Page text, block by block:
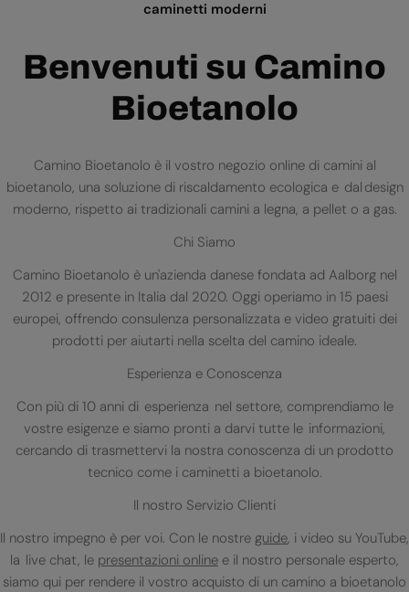
caminetti moderni
Benvenuti su Camino
Bioetanolo
Camino Bioetanolo è il vostro negozio online di camini al
bioetanolo, una soluzione di riscaldamento ecologica e dal design
moderno, rispetto ai tradizionali camini a legna, a pellet o a gas.
Chi Siamo
Camino Bioetanolo è un'azienda danese fondata ad Aalborg nel
2012 e presente in Italia dal 2020. Oggi operiamo in 15 paesi
europei, offrendo consulenza personalizzata e video gratuiti dei
prodotti per aiutarti nella scelta del camino ideale.
Esperienza e Conoscenza
Con più di 10 anni di esperienza nel settore, comprendiamo le
vostre esigenze e siamo pronti a darvi tutte le informazioni,
cercando di trasmettervi la nostra conoscenza di un prodotto
tecnico come i caminetti a bioetanolo.
Il nostro Servizio Clienti
Il nostro impegno è per voi. Con le nostre guide, i video su YouTube,
la live chat, le presentazioni online e il nostro personale esperto,
siamo qui per rendere il vostro acquisto di un camino a bioetanolo